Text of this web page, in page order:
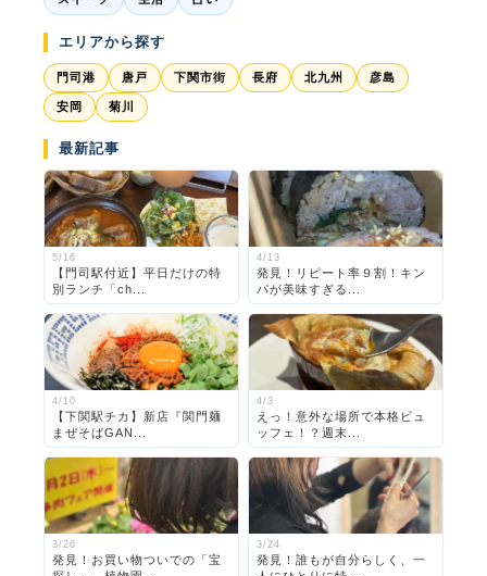
エリアから探す
門司港 唐戸 下関市街 長府 北九州 彦島
安岡 菊川
最新記事
5/16
【門司駅付近】平日だけの特
別ランチ「ch...
4/13
発見！リピート率９割！キン
パが美味すぎる...
4/10
【下関駅チカ】新店『関門麺
まぜそばGAN...
4/3
えっ！意外な場所で本格ビュ
ッフェ！？週末...
3/26
発見！お買い物ついでの「宝
3/24
発見！誰もが自分らしく、一